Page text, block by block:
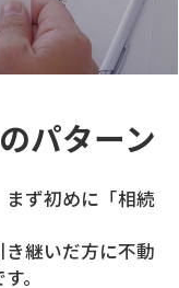
パターン
まず初めに「相続
継いだ方に不動
。